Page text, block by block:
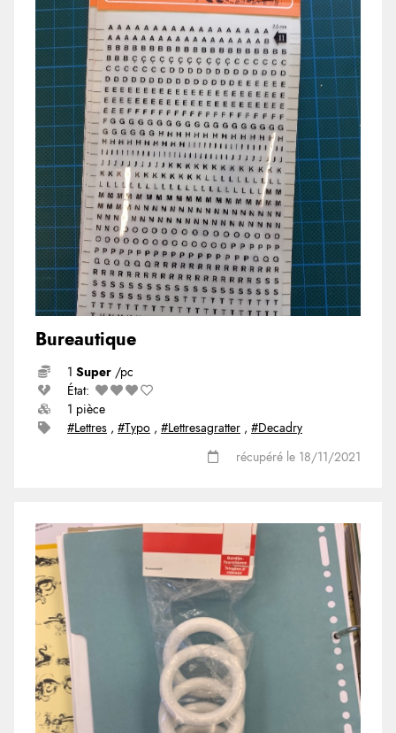
Bureautique
1 Super /pc
État:
1 pièce
#Lettres , #Typo , #Lettresagratter , #Decadry
récupéré le 18/11/2021